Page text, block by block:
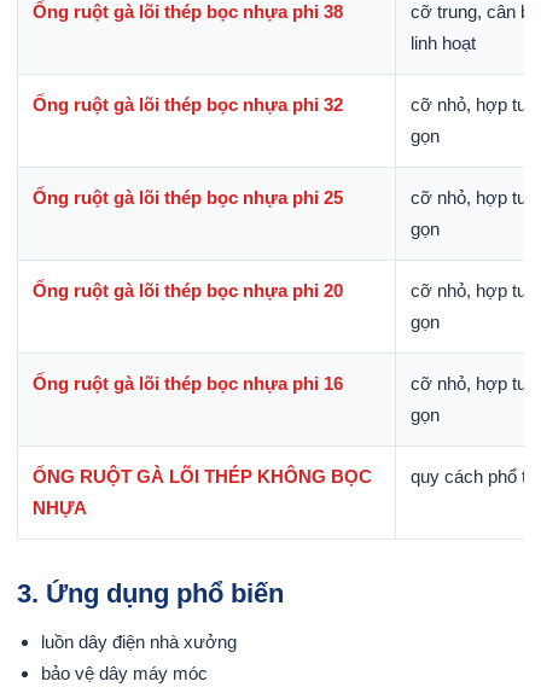
Ống ruột gà lõi thép bọc nhựa phi 38
cỡ trung, cân
linh hoạt
Ống ruột gà lõi thép bọc nhựa phi 32
cỡ nhỏ, hợp
gọn
Ống ruột gà lõi thép bọc nhựa phi 25
cỡ nhỏ, hợp
gọn
Ống ruột gà lõi thép bọc nhựa phi 20
cỡ nhỏ, hợp
gọn
Ống ruột gà lõi thép bọc nhựa phi 16
cỡ nhỏ, hợp
gọn
ỐNG RUỘT GÀ LÕI THÉP KHÔNG BỌC
NHỰA
quy cách phổ
3. Ứng dụng phổ biến
luồn dây điện nhà xưởng
bảo vệ dây máy móc